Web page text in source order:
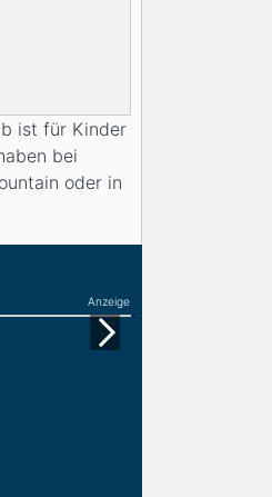
ist für Kinder
bei
oder in
Anzeige